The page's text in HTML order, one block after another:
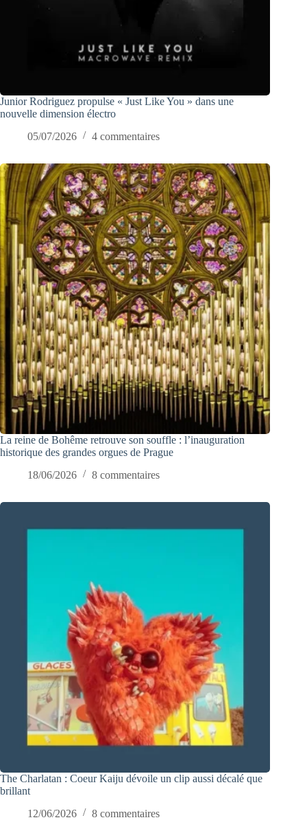
Junior Rodriguez propulse « Just Like You » dans une
nouvelle dimension électro
05/07/2026
4 commentaires
La reine de Bohême retrouve son souffle : l’inauguration
historique des grandes orgues de Prague
18/06/2026
8 commentaires
The Charlatan : Coeur Kaiju dévoile un clip aussi décalé que
brillant
12/06/2026
8 commentaires